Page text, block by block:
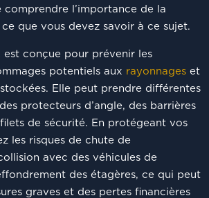
l’importance de la
que vous devez savoir à ce sujet.
est conçue pour prévenir les
potentiels aux rayonnageset
Elle peut prendre différentes
protecteurs d’angle, des barrières
de sécurité. En protégeant vos
les risques de chute de
avec des véhicules de
des étagères, ce qui peut
graves et des pertes financières